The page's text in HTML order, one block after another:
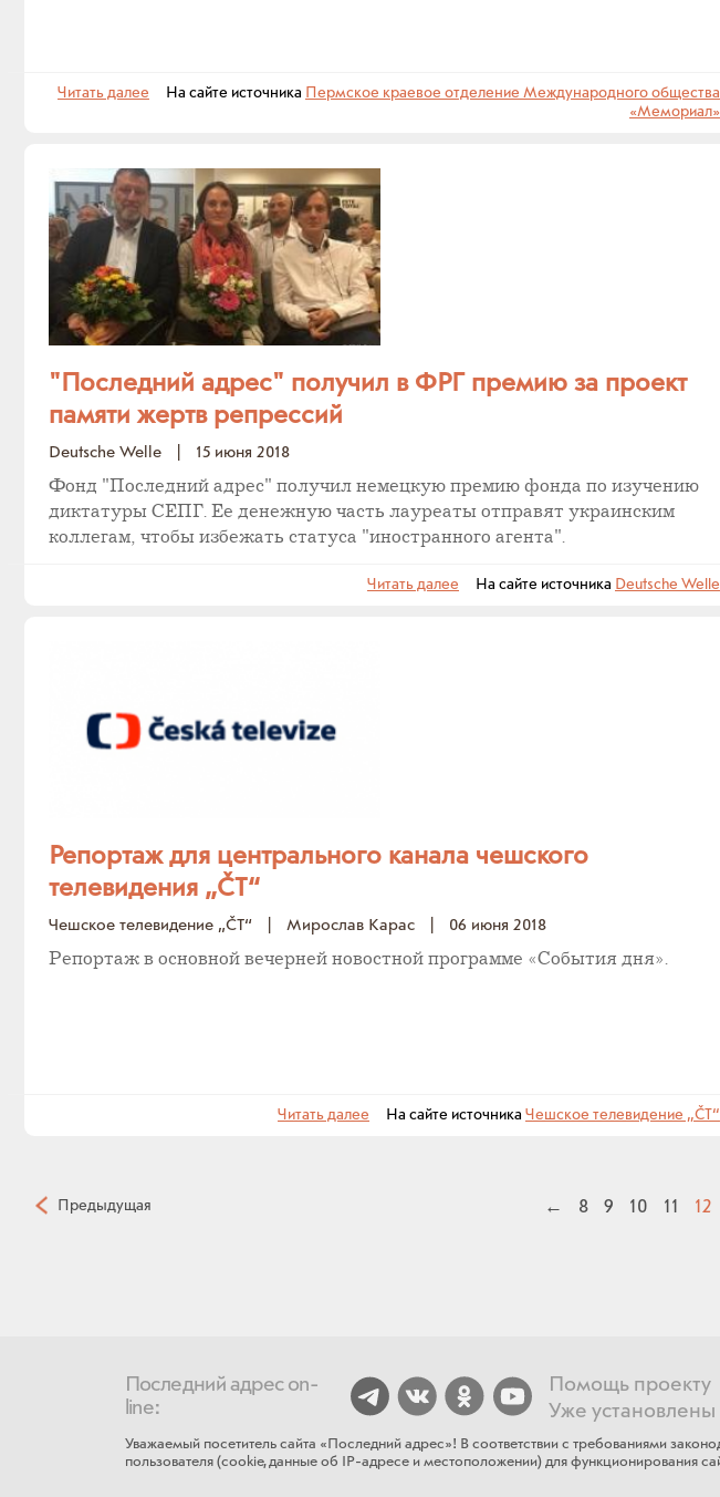
Читать далее На сайте источника Пермское краевое отделение Международного общества
«Мемориал»
"Последний адрес" получил в ФРГ премию за проект
памяти жертв репрессий
Deutsche Welle
15 июня 2018
Фонд "Последний адрес" получил немецкую премию фонда по изучению
диктатуры СЕПГ. Ее денежную часть лауреаты отправят украинским
коллегам, чтобы избежать статуса "иностранного агента".
Читать далее На сайте источника Deutsche Welle
Репортаж для центрального канала чешского
телевидения „ČT“
Чешское телевидение „ČT“ Мирослав Карас
06 июня 2018
Репортаж в основной вечерней новостной программе «События дня».
Читать далее На сайте источника Чешское телевидение „ČT“
Предыдущая ← 8 9 10 11 12
Последний адрес on-
line:
Помощь проекту
Уже установлены
Уважаемый посетитель сайта «Последний адрес»! В соответствии с требованиями
пользователя (cookie, данные об IP-адресе и местоположении) для функционирования